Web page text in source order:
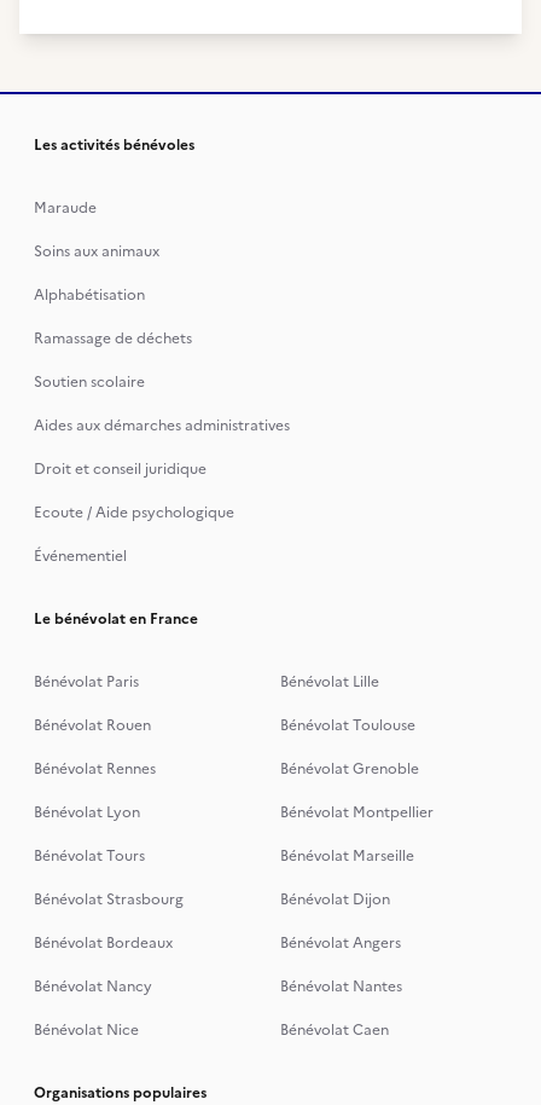
Les activités bénévoles
Maraude
Soins aux animaux
Alphabétisation
Ramassage de déchets
Soutien scolaire
Aides aux démarches administratives
Droit et conseil juridique
Ecoute / Aide psychologique
Événementiel
Le bénévolat en France
Bénévolat Paris
Bénévolat Lille
Bénévolat Rouen
Bénévolat Toulouse
Bénévolat Rennes
Bénévolat Grenoble
Bénévolat Lyon
Bénévolat Montpellier
Bénévolat Tours
Bénévolat Marseille
Bénévolat Strasbourg
Bénévolat Dijon
Bénévolat Bordeaux
Bénévolat Angers
Bénévolat Nancy
Bénévolat Nantes
Bénévolat Nice
Bénévolat Caen
Organisations populaires